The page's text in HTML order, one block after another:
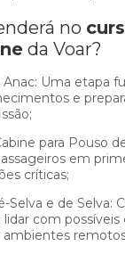
no
da Voar?
e
em
críticas;
lidar com possíveis